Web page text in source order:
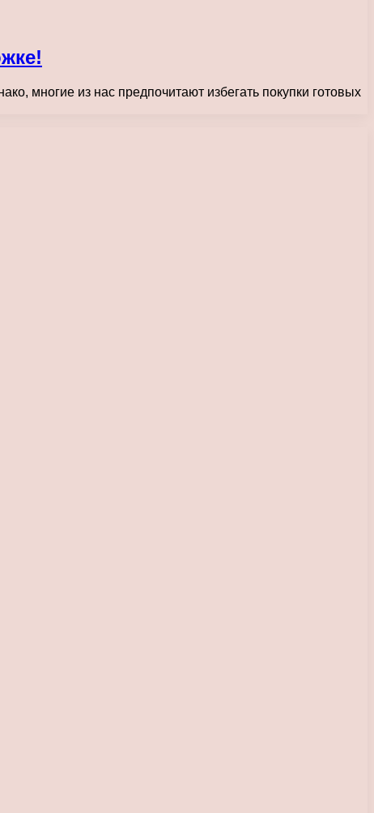
многие из нас предпочитают избегать покупки готовых